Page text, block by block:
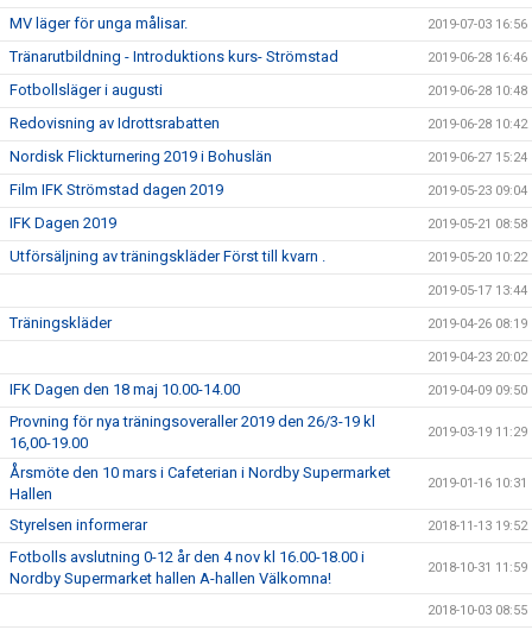
MV läger för unga målisar. 2019-07-03 16:56
Tränarutbildning - Introduktions kurs- Strömstad 2019-06-28 16:46
Fotbollsläger i augusti 2019-06-28 10:48
Redovisning av Idrottsrabatten 2019-06-28 10:42
Nordisk Flickturnering 2019 i Bohuslän 2019-06-27 15:24
Film IFK Strömstad dagen 2019 2019-05-23 09:04
IFK Dagen 2019 2019-05-21 08:58
Utförsäljning av träningskläder Först till kvarn . 2019-05-20 10:22
2019-05-17 13:44
Träningskläder 2019-04-26 08:19
2019-04-23 20:02
IFK Dagen den 18 maj 10.00-14.00 2019-04-09 09:50
Provning för nya träningsoveraller 2019 den 26/3-19 kl
16,00-19.00
2019-03-19 11:29
Årsmöte den 10 mars i Cafeterian i Nordby Supermarket
Hallen
2019-01-16 10:31
Styrelsen informerar 2018-11-13 19:52
Fotbolls avslutning 0-12 år den 4 nov kl 16.00-18.00 i
Nordby Supermarket hallen A-hallen Välkomna!
2018-10-31 11:59
2018-10-03 08:55